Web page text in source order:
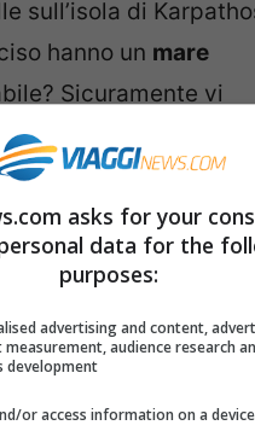
sull’isola di
hanno un mare
Sicuramente vi
di visitare
Uccelli, oppure
straordinariaKato
potrete scegliere
di ciottoli, quelle
Una cosa è certa, il
asks for your
data for the
purposes:
advertising and content,
audience research
development
or access information on a device